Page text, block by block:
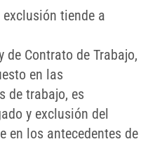
tiende a
de Contrato de Trabajo,
en las
de trabajo, es
y exclusión del
en los antecedentes de